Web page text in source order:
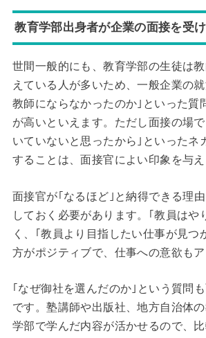
教育学部出身者が企業の面接を受
世間一般的にも、教育学部の生徒は
えている人が多いため、一般企業の
教師にならなかったのか｣といった質
が高いといえます。ただし面接の場
いていないと思ったから｣といったネ
することは、面接官によい印象を与え
面接官が｢なるほど｣と納得できる理
しておく必要があります。｢教員はや
く、｢教員より目指したい仕事が見つ
方がポジティブで、仕事への意欲もア
｢なぜ御社を選んだのか｣という質問
です。塾講師や出版社、地方自治体
学部で学んだ内容が活かせるので、